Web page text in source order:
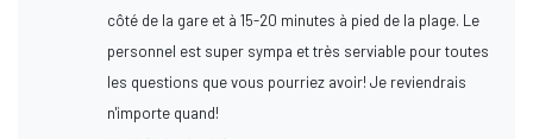
côté de la gare et à 15-20 minutes à pied de la plage. Le
personnel est super sympa et très serviable pour toutes
les questions que vous pourriez avoir! Je reviendrais
n'importe quand!